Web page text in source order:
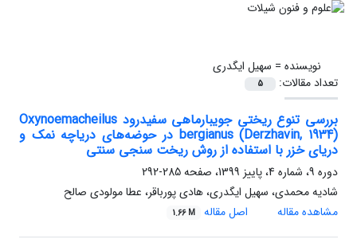
نویسنده = سهیل ایگدری
تعداد مقالات:
5
بررسی تنوع ریختی جویبارماهی سفیدرود Oxynoemacheilus
bergianus (Derzhavin, 1934) در حوضه‌های دریاچه نمک و
دریای خزر با استفاده از روش ریخت سنجی سنتی
دوره 9، شماره 4، پاییز 1399، صفحه
285-292
شادیه محمدی، سهیل ایگدری، هادی پورباقر، عطا مولودی صالح
مشاهده مقاله
اصل مقاله 1.66 M